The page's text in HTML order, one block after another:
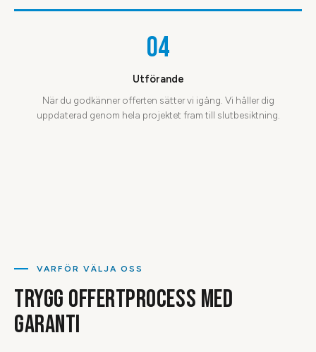
04
Utförande
När du godkänner offerten sätter vi igång. Vi håller dig
uppdaterad genom hela projektet fram till slutbesiktning.
VARFÖR VÄLJA OSS
TRYGG OFFERTPROCESS MED
GARANTI